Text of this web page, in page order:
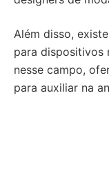
Além disso,
para dispositivos
nesse campo,
para auxiliar na